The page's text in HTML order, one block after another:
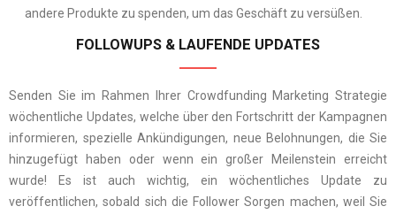
andere Produkte zu spenden, um das Geschäft zu versüßen.
FOLLOWUPS & LAUFENDE UPDATES
Senden Sie im Rahmen Ihrer Crowdfunding Marketing Strategie
wöchentliche Updates, welche über den Fortschritt der Kampagnen
informieren, spezielle Ankündigungen, neue Belohnungen, die Sie
hinzugefügt haben oder wenn ein großer Meilenstein erreicht
wurde! Es ist auch wichtig, ein wöchentliches Update zu
veröffentlichen, sobald sich die Follower Sorgen machen, weil Sie